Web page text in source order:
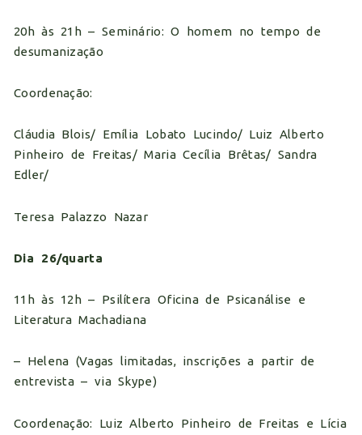
20h às 21h – Seminário: O homem no tempo de
desumanização
Coordenação:
Cláudia Blois/ Emília Lobato Lucindo/ Luiz Alberto
Pinheiro de Freitas/ Maria Cecília Brêtas/ Sandra
Edler/
Teresa Palazzo Nazar
Dia 26/quarta
11h às 12h – Psilítera Oficina de Psicanálise e
Literatura Machadiana
– Helena (Vagas limitadas, inscrições a partir de
entrevista – via Skype)
Coordenação: Luiz Alberto Pinheiro de Freitas e Lícia